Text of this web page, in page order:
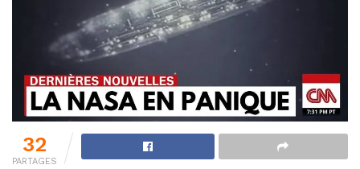
32
PARTAGES